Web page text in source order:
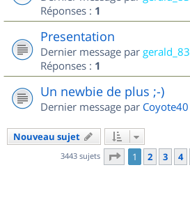
Réponses : 1
Presentation
Dernier message par gerald_83
Réponses : 1
Un newbie de plus ;-)
Dernier message par Coyote40
Nouveau sujet
3443 sujets Page 1sur 115
1 2 3 4